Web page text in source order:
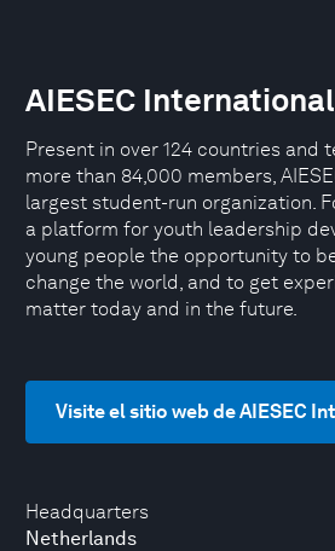
Headquarters
Netherlands
AIESEC International
Present in over 124 countries and
more than 84,000 members,
largest student-run organization.
a platform for youth leadership
young people the opportunity to
change the world, and to get
matter today and in the future.
Visite el sitio web de AIESEC